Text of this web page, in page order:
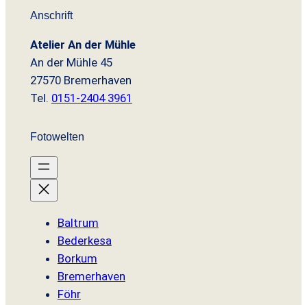
Anschrift
Atelier An der Mühle
An der Mühle 45
27570 Bremerhaven
Tel. 0151-2404 3961
Fotowelten
Baltrum
Bederkesa
Borkum
Bremerhaven
Föhr